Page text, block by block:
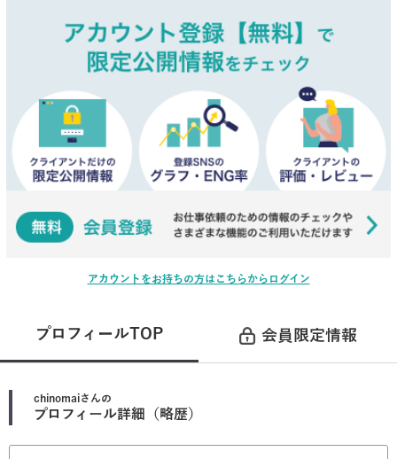
アカウントをお持ちの方はこちらからログイン
プロフィールTOP 会員限定情報
chinomaiさんの
プロフィール詳細（略歴）